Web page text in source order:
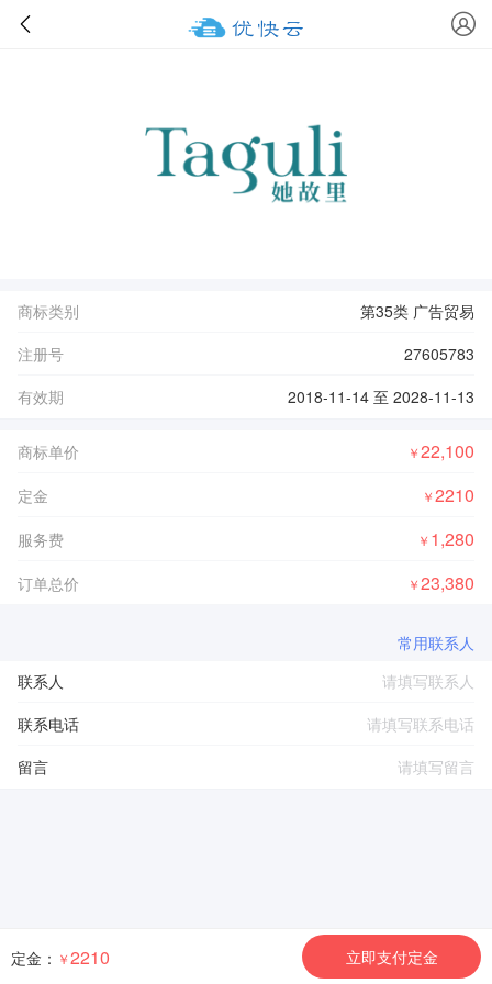
商标类别
第35类 广告贸易
注册号
27605783
有效期
2018-11-14 至 2028-11-13
商标单价 ￥22,100
定金 ￥2210
服务费 ￥ 1,280
订单总价 ￥23,380
常用联系人
联系人
联系电话
留言
定金： ￥2210 立即支付定金